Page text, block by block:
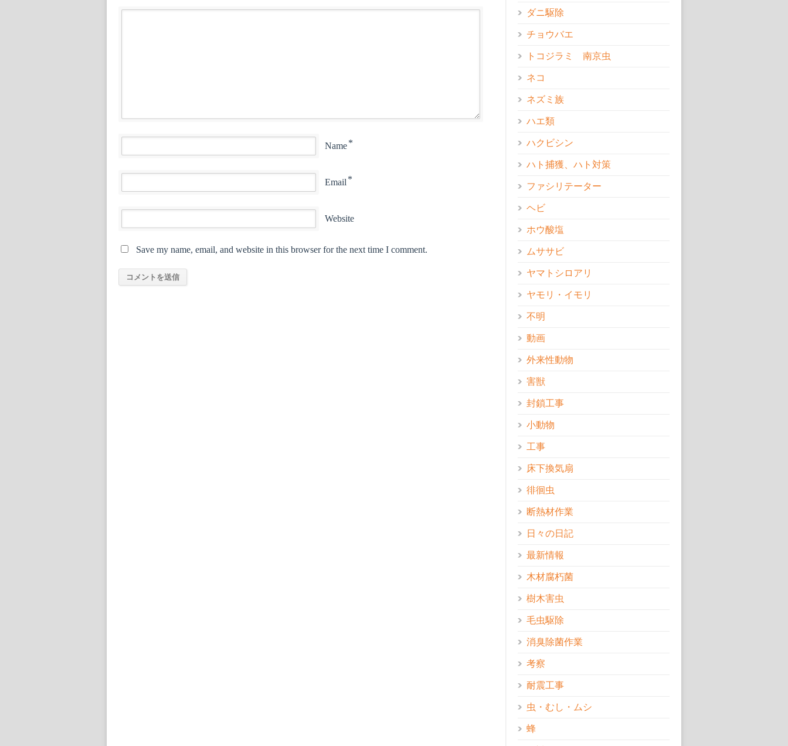
Name*
Email *
Website
Save my name, email, and website in this browser for the next time I comment.
ダニ駆除
チョウバエ
トコジラミ 南京虫
ネコ
ネズミ族
ハエ類
ハクビシン
ハト捕獲、ハト対策
ファシリテーター
ヘビ
ホウ酸塩
ムササビ
ヤマトシロアリ
ヤモリ・イモリ
不明
動画
外来性動物
害獣
封鎖工事
小動物
工事
床下換気扇
徘徊虫
断熱材作業
日々の日記
最新情報
木材腐朽菌
樹木害虫
毛虫駆除
消臭除菌作業
考察
耐震工事
虫・むし・ムシ
蜂